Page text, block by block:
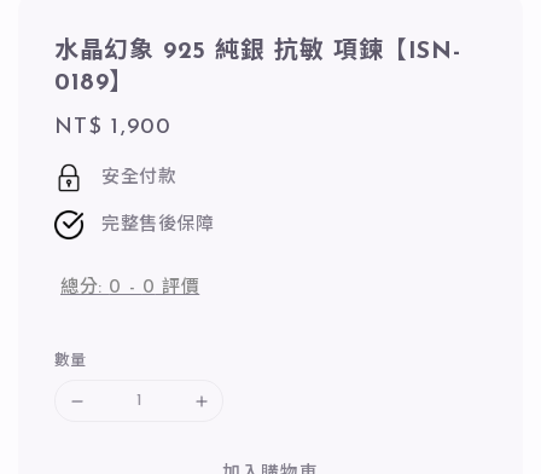
水晶幻象 925 純銀 抗敏 項鍊【ISN-
0189】
Regular
price
NT$ 1,900
安全付款
完整售後保障
總分: 0 - 0 評價
數量